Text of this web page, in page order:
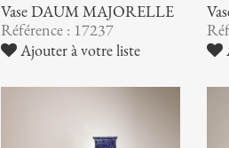
Vase DAUM MAJORELLE
Référence : 17237
Ajouter à votre liste